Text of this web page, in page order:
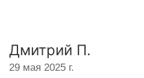
Дмитрий П.
29 мая 2025 г.